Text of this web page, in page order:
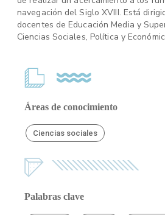
navegación del Siglo XVIII. Está
docentes de Educación Media y
Ciencias Sociales, Política y
Áreas de conocimiento
Ciencias sociales
Palabras clave